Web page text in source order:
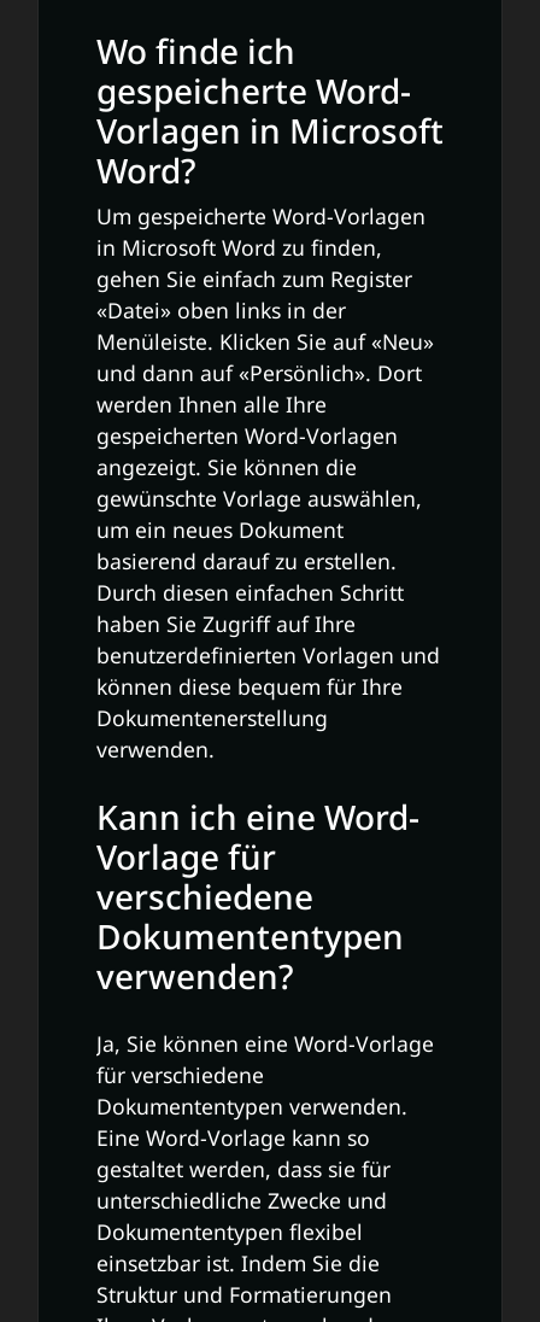
Wo finde ich
gespeicherte Word-
Vorlagen in Microsoft
Word?
Um gespeicherte Word-Vorlagen
in Microsoft Word zu finden,
gehen Sie einfach zum Register
«Datei» oben links in der
Menüleiste. Klicken Sie auf «Neu»
und dann auf «Persönlich». Dort
werden Ihnen alle Ihre
gespeicherten Word-Vorlagen
angezeigt. Sie können die
gewünschte Vorlage auswählen,
um ein neues Dokument
basierend darauf zu erstellen.
Durch diesen einfachen Schritt
haben Sie Zugriff auf Ihre
benutzerdefinierten Vorlagen und
können diese bequem für Ihre
Dokumentenerstellung
verwenden.
Kann ich eine Word-
Vorlage für
verschiedene
Dokumententypen
verwenden?
Ja, Sie können eine Word-Vorlage
für verschiedene
Dokumententypen verwenden.
Eine Word-Vorlage kann so
gestaltet werden, dass sie für
unterschiedliche Zwecke und
Dokumententypen flexibel
einsetzbar ist. Indem Sie die
Struktur und Formatierungen